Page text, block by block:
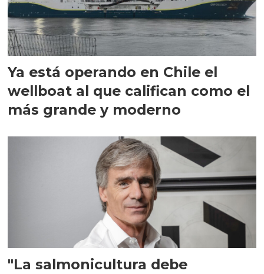
Ya está operando en Chile el
wellboat al que califican como el
más grande y moderno
"La salmonicultura debe